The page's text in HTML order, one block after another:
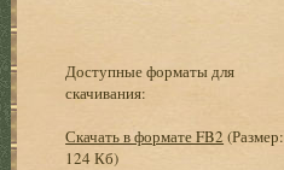
Доступные форматы для
скачивания:
Скачать в формате FB2 (Размер:
124 Кб)